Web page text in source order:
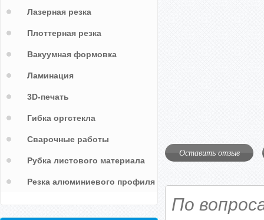
Оставить отзыв
По
Лазерная резка
Плоттерная резка
Вакуумная формовка
Ламинация
3D-печать
Гибка оргстекла
Сварочные работы
Рубка листового материала
Резка алюминиевого профиля